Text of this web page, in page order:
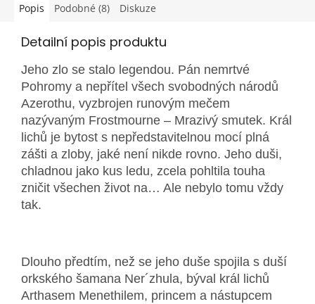
Popis Podobné (8) Diskuze
Detailní popis produktu
Jeho zlo se stalo legendou. Pán nemrtvé
Pohromy a nepřítel všech svobodných národů
Azerothu, vyzbrojen runovým mečem
nazývaným Frostmourne – Mrazivý smutek. Král
lichů je bytost s nepředstavitelnou mocí plná
zášti a zloby, jaké není nikde rovno. Jeho duši,
chladnou jako kus ledu, zcela pohltila touha
zničit všechen život na… Ale nebylo tomu vždy
tak.
Dlouho předtím, než se jeho duše spojila s duší
orkského šamana Ner´zhula, býval král lichů
Arthasem Menethilem, princem a nástupcem